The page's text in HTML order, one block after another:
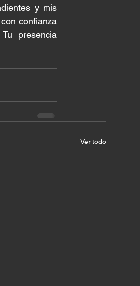
y mis
confianza
presencia
Ver todo